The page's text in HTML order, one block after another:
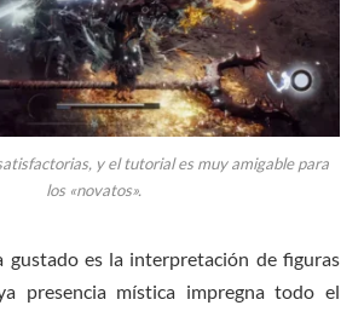
y el tutorial es muy amigable para
los «novatos».
gustado es la interpretación de figuras
presencia mística impregna todo el